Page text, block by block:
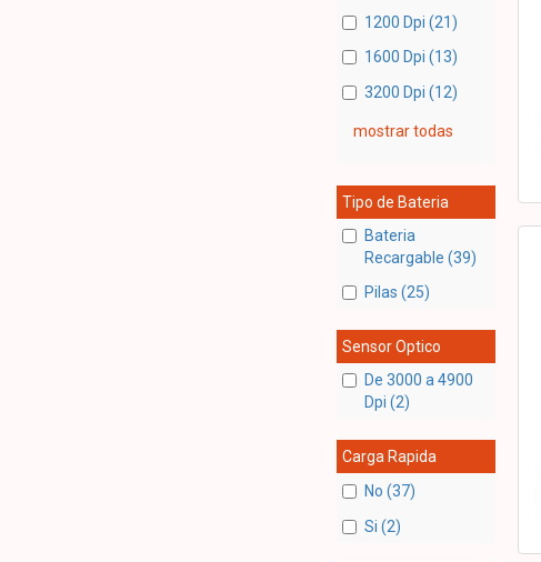
1200 Dpi (21)
1600 Dpi (13)
3200 Dpi (12)
mostrar todas
Tipo de Bateria
Bateria
Recargable (39)
Pilas (25)
Sensor Optico
De 3000 a 4900
Dpi (2)
Carga Rapida
No (37)
Si (2)